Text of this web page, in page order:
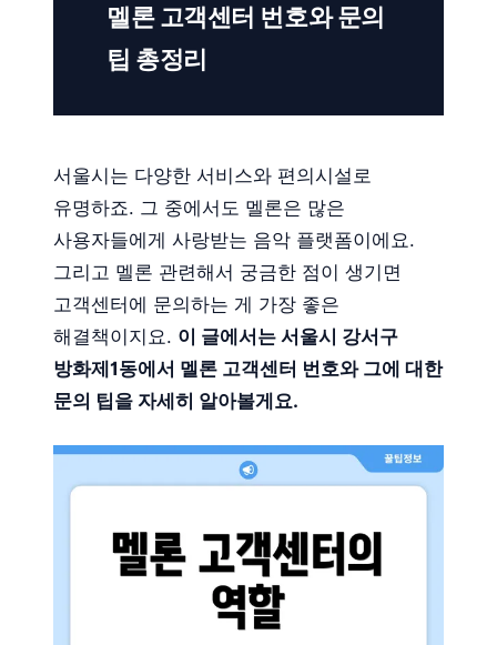
멜론 고객센터 번호와 문의
팁 총정리
서울시는 다양한 서비스와 편의시설로
유명하죠. 그 중에서도 멜론은 많은
사용자들에게 사랑받는 음악 플랫폼이에요.
그리고 멜론 관련해서 궁금한 점이 생기면
고객센터에 문의하는 게 가장 좋은
해결책이지요. 이 글에서는 서울시 강서구
방화제1동에서 멜론 고객센터 번호와 그에 대한
문의 팁을 자세히 알아볼게요.